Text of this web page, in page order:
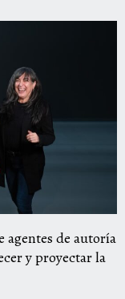
agentes de autoría
y proyectar la